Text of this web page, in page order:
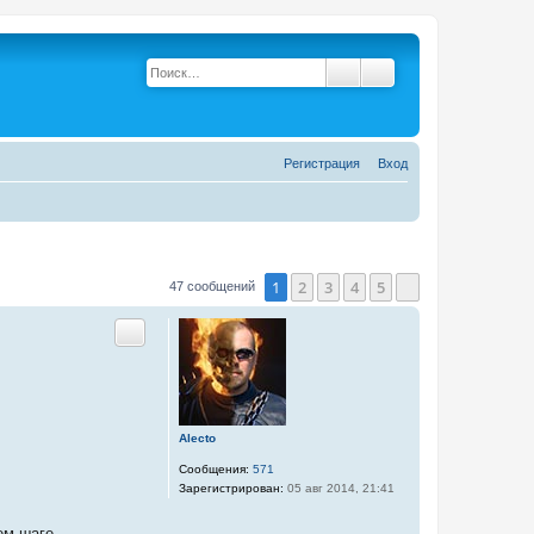
ПоискРасширенный
Вход
Регистрация
47 сообщений 1 2 3 4 5 След.
Alecto
Сообщения: 571
Зарегистрирован: 05 авг 2014, 21:41
Цитата